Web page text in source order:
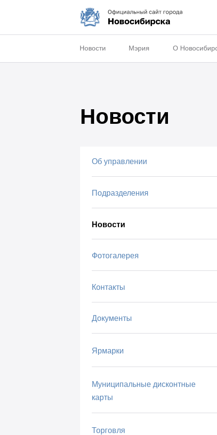
Новости Мэрия О
Новости
Об управлении
Подразделения
Новости
Фотогалерея
Контакты
Документы
Ярмарки
Муниципальные дисконтные
карты
Торговля